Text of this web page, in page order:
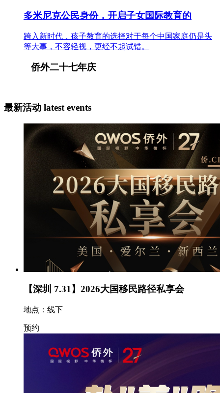
多米尼克公民身份，开启子女国际教育的
跨入新时代，孩子教育的选择对于每个中国家庭仍是头
等大事，不容轻视，更经不起试错。
侨外二十七年庆
最新活动 latest events
【深圳 7.31】2026大国移民路径私享会
地点：线下
预约